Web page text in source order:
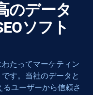
のデータ
ソフト
たってマーケティン
す。当社のデータと
ユーザーから信頼さ